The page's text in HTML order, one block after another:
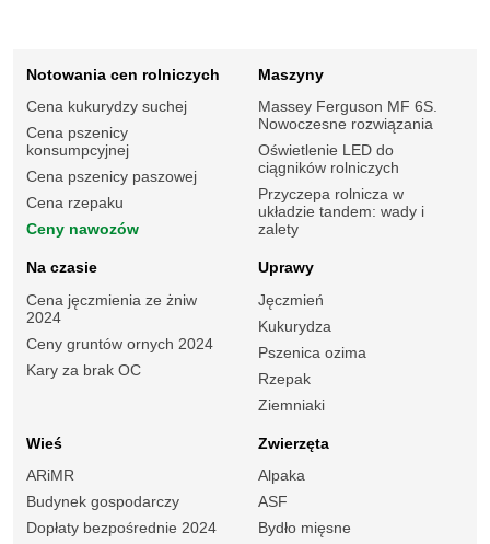
Notowania cen rolniczych
Cena kukurydzy suchej
Cena pszenicy
konsumpcyjnej
Cena pszenicy paszowej
Cena rzepaku
Ceny nawozów
Maszyny
Massey Ferguson MF 6S.
Nowoczesne rozwiązania
Oświetlenie LED do
ciągników rolniczych
Przyczepa rolnicza w
układzie tandem: wady i
zalety
Na czasie
Cena jęczmienia ze żniw
2024
Ceny gruntów ornych 2024
Kary za brak OC
Uprawy
Jęczmień
Kukurydza
Pszenica ozima
Rzepak
Ziemniaki
Wieś
ARiMR
Budynek gospodarczy
Dopłaty bezpośrednie 2024
Zwierzęta
Alpaka
ASF
Bydło mięsne